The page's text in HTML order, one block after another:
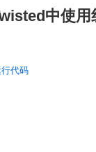
中使用
代码